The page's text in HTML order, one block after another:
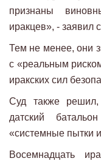
признаны
иракцев», - заявил
Тем не менее, они
с «реальным
иракских сил
Суд также решил,
датский
«системные пытки
Восемнадцать